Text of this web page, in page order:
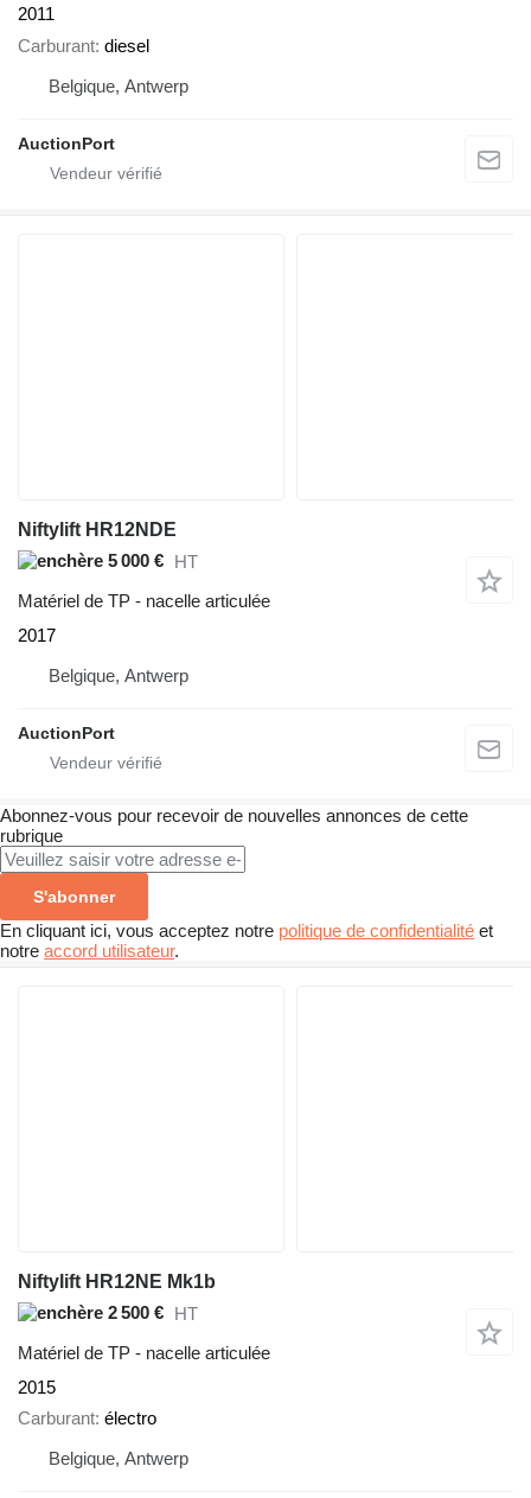
2011
Carburant diesel
Belgique, Antwerp
AuctionPort
Niftylift HR12NDE
5 000 € HT
Matériel de TP - nacelle articulée
2017
Belgique, Antwerp
AuctionPort
Abonnez-vous pour recevoir de nouvelles annonces de cette
rubrique
S'abonner
En cliquant ici, vous acceptez notre politique de confidentialité et
notre accord utilisateur.
Niftylift HR12NE Mk1b
2 500 € HT
Matériel de TP - nacelle articulée
2015
Carburant électro
Belgique, Antwerp